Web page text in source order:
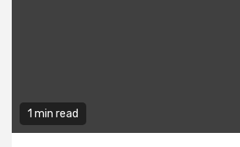
1 min read